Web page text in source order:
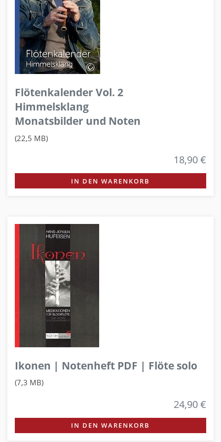
Flötenkalender Vol. 2
Himmelsklang
Monatsbilder und Noten
(22,5 MB)
18,90 €
IN DEN WARENKORB
Ikonen | Notenheft PDF | Flöte solo
(7,3 MB)
24,90 €
IN DEN WARENKORB